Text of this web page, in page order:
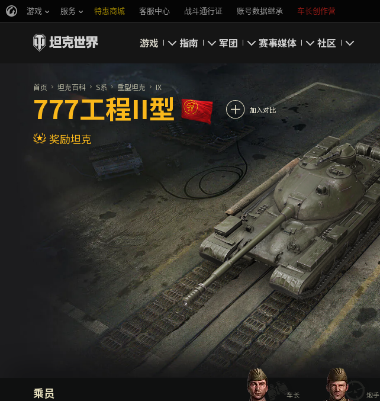
游戏 服务 特惠商城 客服中心 战斗通行证 账号数据继承 车长创作营
游戏
新闻
坦克百科
评级
指南
高级用户
完整指南
经济系统
游戏规则
军团
领土战
军团评级
军团页面
赛事媒体
游戏壁纸
游戏音乐
你好，吾久
万圣节
《以战止战》
社区
我的资料
搜索玩家
官方自媒体
首页 坦克百科 S系 重型坦克 IX
777工程II型 加入对比
奖励坦克
乘员 车长 炮手